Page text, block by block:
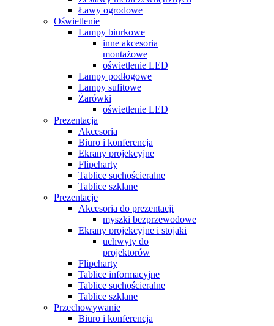
Ławy ogrodowe
Oświetlenie
Lampy biurkowe
inne akcesoria
montażowe
oświetlenie LED
Lampy podłogowe
Lampy sufitowe
Żarówki
oświetlenie LED
Prezentacja
Akcesoria
Biuro i konferencja
Ekrany projekcyjne
Flipcharty
Tablice suchościeralne
Tablice szklane
Prezentacje
Akcesoria do prezentacji
myszki bezprzewodowe
Ekrany projekcyjne i stojaki
uchwyty do
projektorów
Flipcharty
Tablice informacyjne
Tablice suchościeralne
Tablice szklane
Przechowywanie
Biuro i konferencja